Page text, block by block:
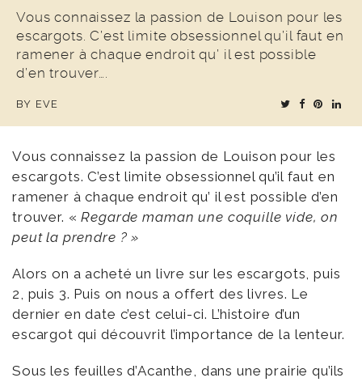
COUP DE COEUR
EDITORIAL
Vous connaissez la passion de Louison pour les
escargots. C’est limite obsessionnel qu’il faut en
ramener à chaque endroit qu’ il est possible
d’en trouver….
BY EVE
Vous connaissez la passion de Louison pour les
escargots. C’est limite obsessionnel qu’il faut en
ramener à chaque endroit qu’ il est possible d’en
trouver. «Regarde maman une coquille vide, on
peut la prendre ? »
Alors on a acheté un livre sur les escargots, puis
2, puis 3. Puis on nous a offert des livres. Le
dernier en date c’est celui-ci. L’histoire d’un
escargot qui découvrit l’importance de la lenteur.
Sous les feuilles d’Acanthe, dans une prairie qu’ils